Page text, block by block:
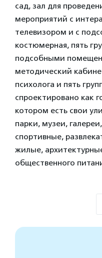
сад, зал для
мероприятий с
телевизором и с
костюмерная, пять
подсобными
методический
психолога и пять
спроектировано как
котором есть свои
парки, музеи,
спортивные,
жилые,
общественного